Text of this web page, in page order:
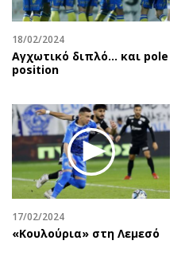
18/02/2024
Αγχωτικό διπλό… και pole
position
17/02/2024
«Κουλούρια» στη Λεμεσό